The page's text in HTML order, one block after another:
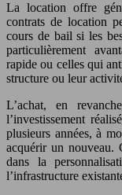
La location offre
contrats de location
cours de bail si les
particulièrement
rapide ou celles qui
structure ou leur
L’achat, en
l’investissement
plusieurs années, à
acquérir un nouveau.
dans la
l’infrastructure